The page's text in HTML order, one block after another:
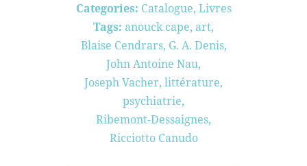
Categories: Catalogue, Livres
Tags: anouck cape, art,
Blaise Cendrars, G. A. Denis,
John Antoine Nau,
Joseph Vacher, littérature,
psychiatrie,
Ribemont-Dessaignes,
Ricciotto Canudo